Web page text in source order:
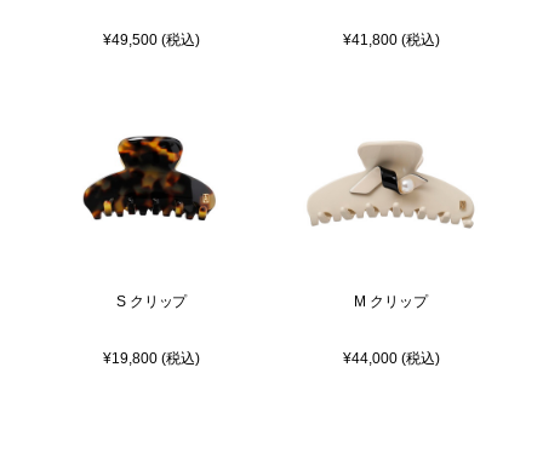
¥49,500 (税込) ¥41,800 (税込)
S クリップ
¥19,800 (税込)
M クリップ
¥44,000 (税込)